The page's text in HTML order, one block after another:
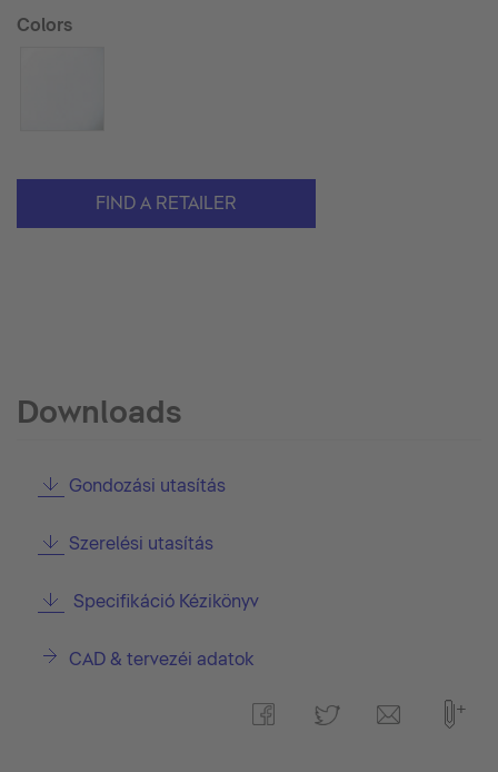
Colors
FIND A RETAILER
Downloads
Gondozási utasítás
Szerelési utasítás
Specifikáció Kézikönyv
CAD & tervezéi adatok